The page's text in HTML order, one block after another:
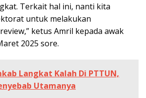
Terkait hal ini, nanti kita
untuk melakukan
ketus Amril kepada awak
2025 sore.
Langkat Kalah Di PTTUN,
Utamanya